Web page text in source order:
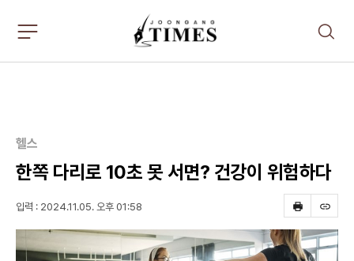
검
주
서
펼
치
기
헬스
한쪽 다리로 10초 못 서면? 건강이 위험하다
프
린
트
스
크
랩
입력 : 2024.11.05. 오후 01:58